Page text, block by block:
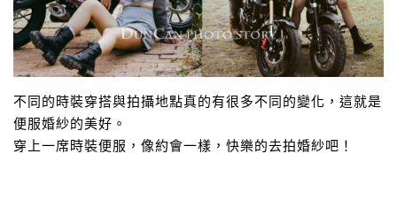
不同的時裝穿搭與拍攝地點真的有很多不同的變化，這就是
便服婚紗的美好。
穿上一席時裝便服，像約會一樣，快樂的去拍婚紗吧！